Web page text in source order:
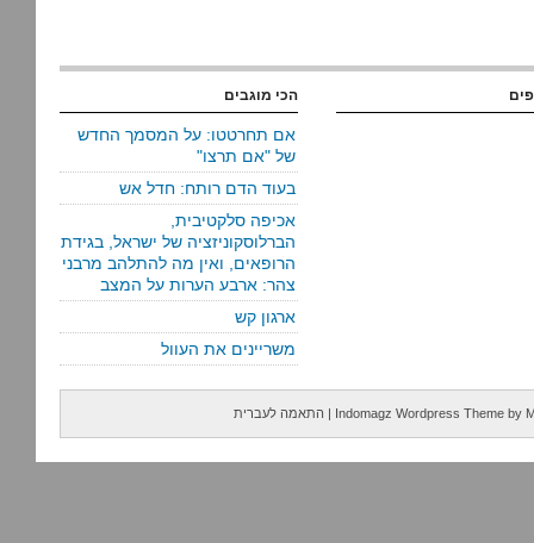
הכי מוגבים
אם תחרטטו: על המסמך החדש
של "אם תרצו"
בעוד הדם רותח: חדל אש
אכיפה סלקטיבית,
הברלוסקוניזציה של ישראל, בגידת
הרופאים, ואין מה להתלהב מרבני
צהר: ארבע הערות על המצב
ארגון קש
משריינים את העוול
Indomagz Wordpress Theme by
| התאמה לעברית